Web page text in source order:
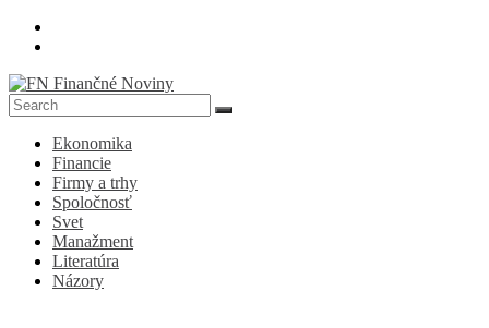
Skip
FN
Finančné
Noviny
Denník
ekonomike
spoločnosti
Ekonomika
Financie
Firmy a trhy
Spoločnosť
Svet
Manažment
Literatúra
Názory